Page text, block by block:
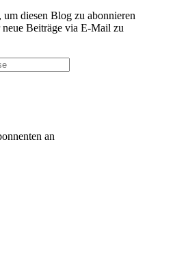
diesen Blog zu abonnieren
Beiträge via E-Mail zu
an